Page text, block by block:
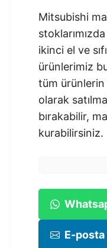
Mitsubishi
ikinci el ve
ürünlerimiz
tüm ürünlerin
olarak
bırakabilir,
kurabilirsiniz.
E-